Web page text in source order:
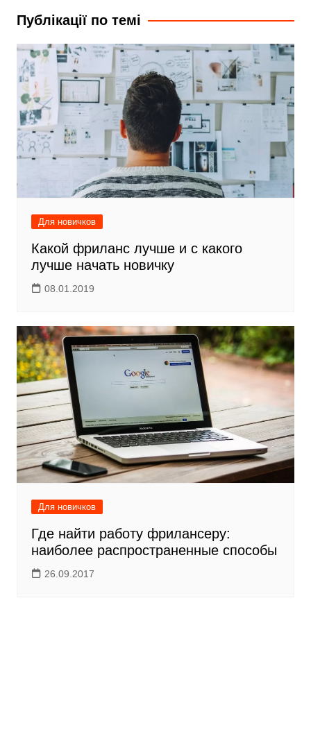
записям
Публікації по темі
Для новичков
Какой фриланс лучше и с какого
лучше начать новичку
08.01.2019
Для новичков
Где найти работу фрилансеру:
наиболее распространенные способы
26.09.2017